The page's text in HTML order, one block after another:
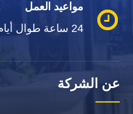
مواعيد العمل
24 ساعة طوال أيام الأسبوع
عن الشركة